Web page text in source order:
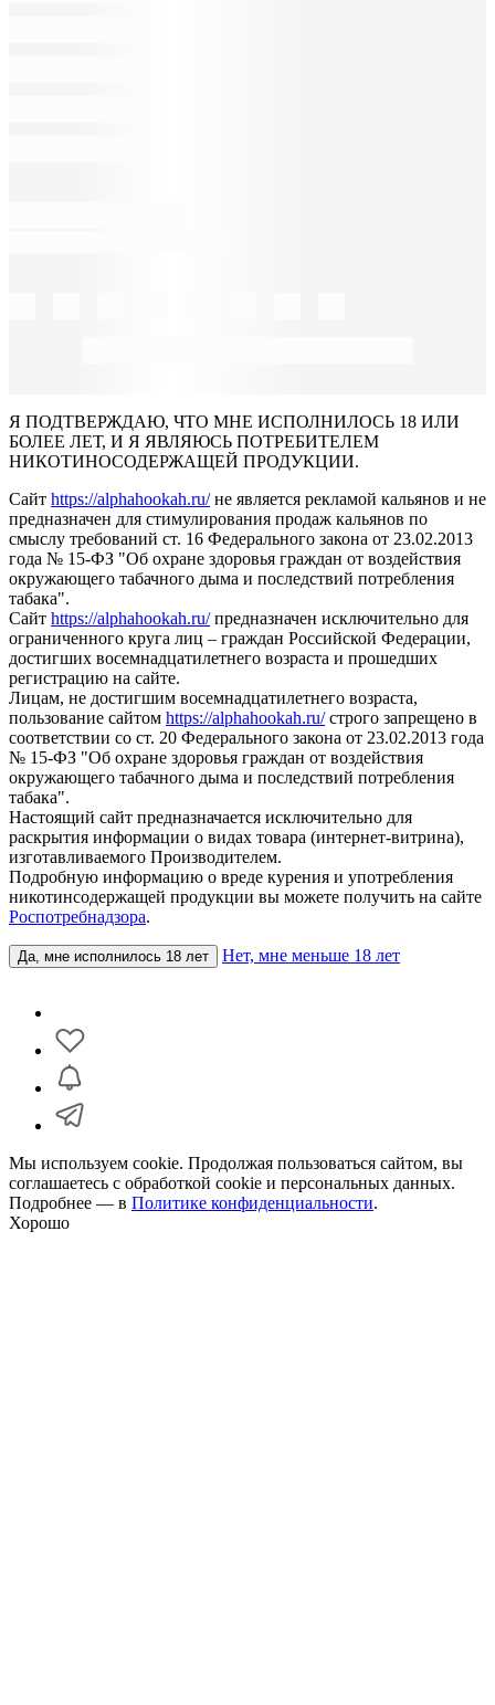
Я ПОДТВЕРЖДАЮ, ЧТО МНЕ ИСПОЛНИЛОСЬ 18 ИЛИ
БОЛЕЕ ЛЕТ, И Я ЯВЛЯЮСЬ ПОТРЕБИТЕЛЕМ
НИКОТИНОСОДЕРЖАЩЕЙ ПРОДУКЦИИ.
Сайт https://alphahookah.ru/не является рекламой кальянов и не
предназначен для стимулирования продаж кальянов по
смыслу требований ст. 16 Федерального закона от 23.02.2013
года № 15-ФЗ "Об охране здоровья граждан от воздействия
окружающего табачного дыма и последствий потребления
табака".
Сайт https://alphahookah.ru/предназначен исключительно для
ограниченного круга лиц – граждан Российской Федерации,
достигших восемнадцатилетнего возраста и прошедших
регистрацию на сайте.
Лицам, не достигшим восемнадцатилетнего возраста,
пользование сайтом https://alphahookah.ru/строго запрещено в
соответствии со ст. 20 Федерального закона от 23.02.2013 года
№ 15-ФЗ "Об охране здоровья граждан от воздействия
окружающего табачного дыма и последствий потребления
табака".
Настоящий сайт предназначается исключительно для
раскрытия информации о видах товара (интернет-витрина),
изготавливаемого Производителем.
Подробную информацию о вреде курения и употребления
никотинсодержащей продукции вы можете получить на сайте
Роспотребнадзора.
Да, мне исполнилось 18 лет Нет, мне меньше 18 лет
Мы используем cookie. Продолжая пользоваться сайтом, вы
соглашаетесь с обработкой cookie и персональных данных.
Подробнее — в Политике конфиденциальности.
Хорошо